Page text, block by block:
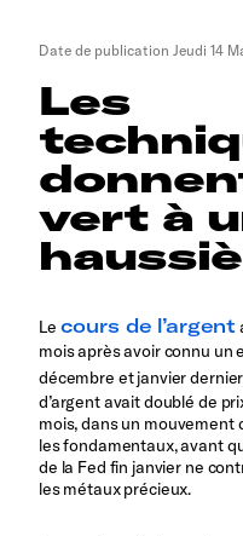
Date de publication Jeudi 14
Les
vert à
Le cours de l’argent
mois après avoir connu un
décembre et janvier
d’argent avait doublé de
mois, dans un
les fondamentaux, avant
de la Fed fin janvier ne
les métaux précieux.